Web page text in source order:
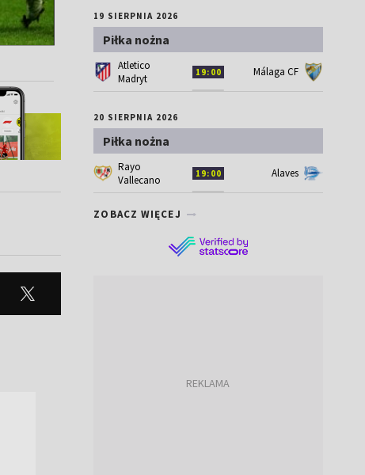
19 SIERPNIA 2026
Piłka nożna
Atletico
Madryt
19:00 Málaga CF
20 SIERPNIA 2026
Piłka nożna
Rayo
Vallecano
19:00 Alaves
ZOBACZ WIĘCEJ